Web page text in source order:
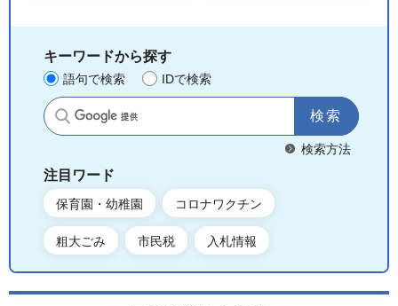
キーワードから探す
語句で検索 IDで検索
サイト内検索
検索方法
注目ワード
保育園・幼稚園 コロナワクチン
粗大ごみ 市民税 入札情報